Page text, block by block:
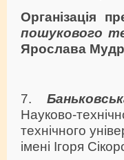
Організація
пошукового
Ярослава
7.
Науково-
технічного
імені Ігоря